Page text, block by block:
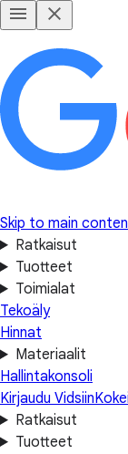
Skip to main
Ratkaisut
Tuotteet
Toimialat
Tekoäly
Hinnat
Materiaalit
Hallintakonsoli
Kirjaudu Vidsiin
Ratkaisut
Tuotteet